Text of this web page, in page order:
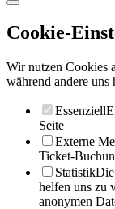
Cookie-
Wir nutzen Cookies
während andere uns
Essenziell
Seite
Externe
Ticket-
Statistik
helfen uns zu
anonymen